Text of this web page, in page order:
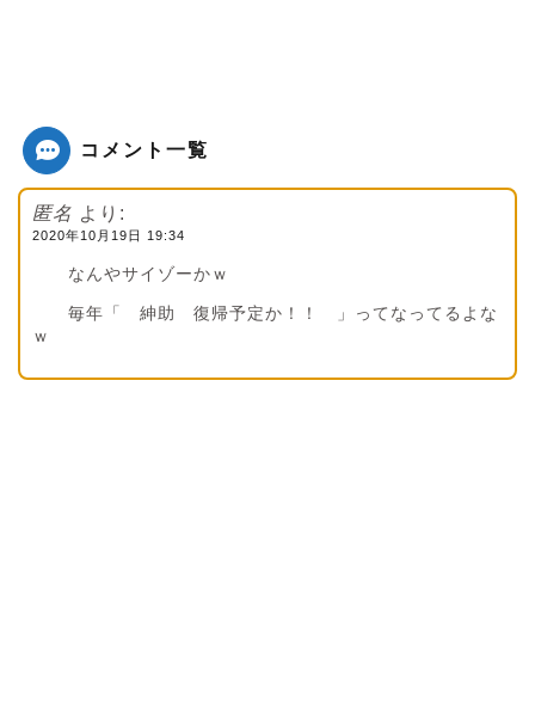
コメント一覧
匿名 より:
2020年10月19日 19:34
なんやサイゾーかｗ
毎年「 紳助 復帰予定か！！ 」ってなってるよな
ｗ